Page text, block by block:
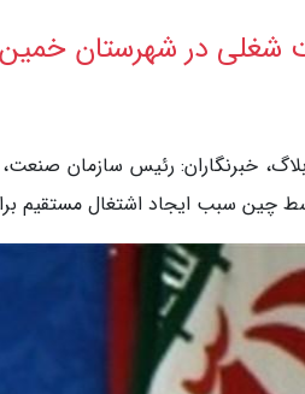
خبرنگاران: رئیس سازمان
ایجاد اشتغال مستقیم برای 10 هزار نفر می